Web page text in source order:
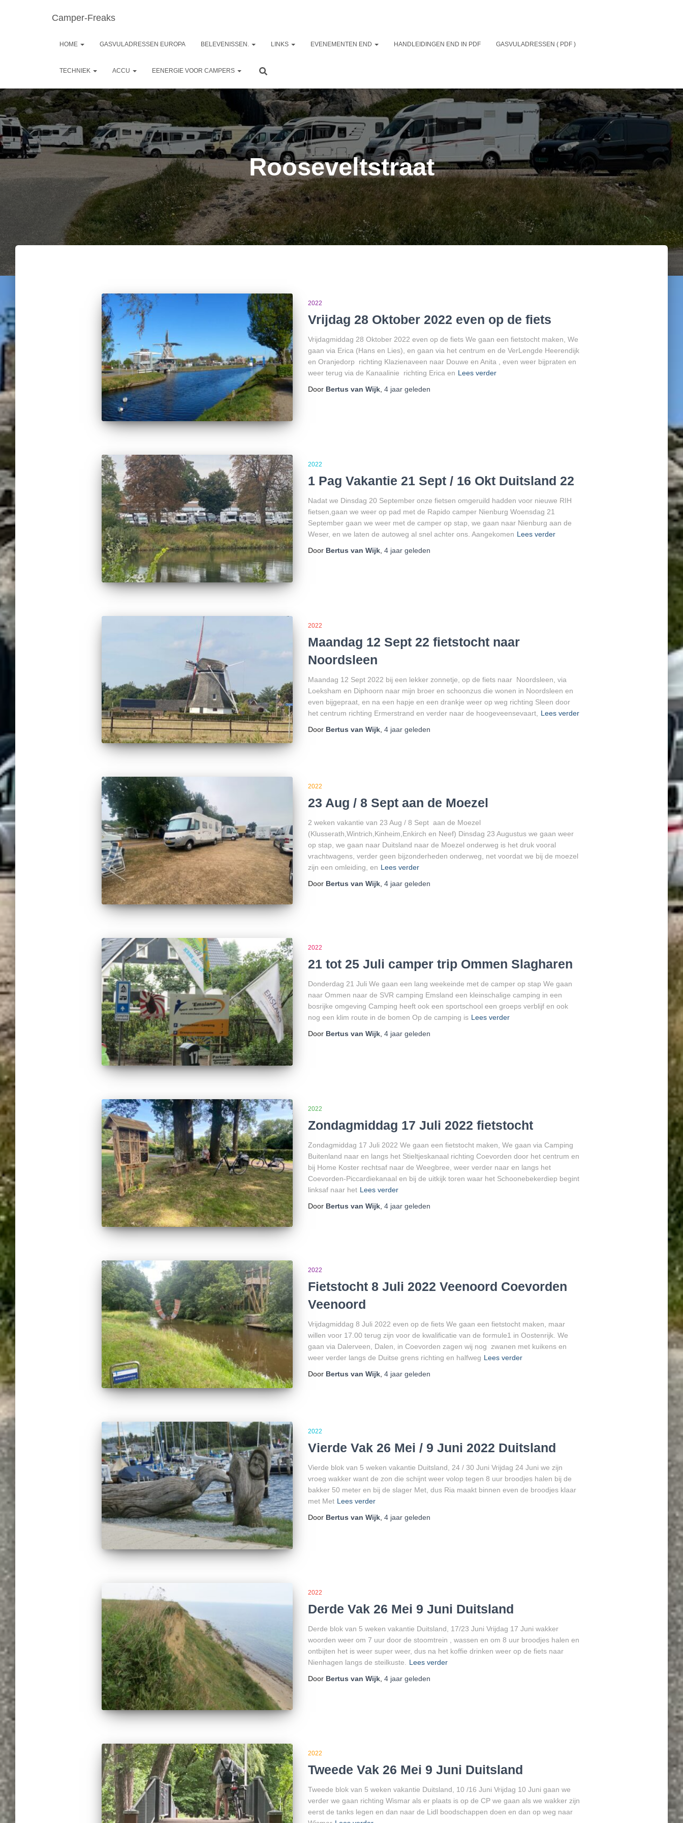
Camper-Freaks
HOME GASVULADRESSEN EUROPA BELEVENISSEN. LINKS EVENEMENTEN END HANDLEIDINGEN END IN PDF GASVULADRESSEN ( PDF )
TECHNIEK ACCU EENERGIE VOOR CAMPERS
Rooseveltstraat
2022
Vrijdag 28 Oktober 2022 even op de fiets
Vrijdagmiddag 28 Oktober 2022 even op de fiets We gaan een fietstocht maken, We
gaan via Erica (Hans en Lies), en gaan via het centrum en de VerLengde Heerendijk
en Oranjedorp richting Klazienaveen naar Douwe en Anita , even weer bijpraten en
weer terug via de Kanaalinie richting Erica en Lees verder
Door Bertus van Wijk, 4 jaargeleden
2022
1 Pag Vakantie 21 Sept / 16 Okt Duitsland 22
Nadat we Dinsdag 20 September onze fietsen omgeruild hadden voor nieuwe RIH
fietsen,gaan we weer op pad met de Rapido camper Nienburg Woensdag 21
September gaan we weer met de camper op stap, we gaan naar Nienburg aan de
Weser, en we laten de autoweg al snel achter ons. Aangekomen Lees verder
Door Bertus van Wijk, 4 jaargeleden
2022
Maandag 12 Sept 22 fietstocht naar
Noordsleen
Maandag 12 Sept 2022 bij een lekker zonnetje, op de fiets naar Noordsleen, via
Loeksham en Diphoorn naar mijn broer en schoonzus die wonen in Noordsleen en
even bijgepraat, en na een hapje en een drankje weer op weg richting Sleen door
het centrum richting Ermerstrand en verder naar de hoogeveensevaart,
Lees verder
Door Bertus van Wijk, 4 jaargeleden
2022
23 Aug / 8 Sept aan de Moezel
2 weken vakantie van 23 Aug / 8 Sept aan de Moezel
(Klusserath,Wintrich,Kinheim,Enkirch en Neef) Dinsdag 23 Augustus we gaan weer
op stap, we gaan naar Duitsland naar de Moezel onderweg is het druk vooral
vrachtwagens, verder geen bijzonderheden onderweg, net voordat we bij de moezel
zijn een omleiding, en Lees verder
Door Bertus van Wijk, 4 jaargeleden
2022
21 tot 25 Juli camper trip Ommen Slagharen
Donderdag 21 Juli We gaan een lang weekeinde met de camper op stap We gaan
naar Ommen naar de SVR camping Emsland een kleinschalige camping in een
bosrijke omgeving Camping heeft ook een sportschool een groeps verblijf en ook
nog een klim route in de bomen Op de camping is Lees verder
Door Bertus van Wijk, 4 jaargeleden
2022
Zondagmiddag 17 Juli 2022 fietstocht
Zondagmiddag 17 Juli 2022 We gaan een fietstocht maken, We gaan via Camping
Buitenland naar en langs het Stieltjeskanaal richting Coevorden door het centrum en
bij Home Koster rechtsaf naar de Weegbree, weer verder naar en langs het
Coevorden-Piccardiekanaal en bij de uitkijk toren waar het Schoonebekerdiep begint
linksaf naar het Lees verder
Door Bertus van Wijk, 4 jaargeleden
2022
Fietstocht 8 Juli 2022 Veenoord Coevorden
Veenoord
Vrijdagmiddag 8 Juli 2022 even op de fiets We gaan een fietstocht maken, maar
willen voor 17.00 terug zijn voor de kwalificatie van de formule1 in Oostenrijk. We
gaan via Dalerveen, Dalen, in Coevorden zagen wij nog zwanen met kuikens en
weer verder langs de Duitse grens richting en halfweg Lees verder
Door Bertus van Wijk, 4 jaargeleden
2022
Vierde Vak 26 Mei / 9 Juni 2022 Duitsland
Vierde blok van 5 weken vakantie Duitsland, 24 / 30 Juni Vrijdag 24 Juni we zijn
vroeg wakker want de zon die schijnt weer volop tegen 8 uur broodjes halen bij de
bakker 50 meter en bij de slager Met, dus Ria maakt binnen even de broodjes klaar
met Met Lees verder
Door Bertus van Wijk, 4 jaargeleden
2022
Derde Vak 26 Mei 9 Juni Duitsland
Derde blok van 5 weken vakantie Duitsland, 17/23 Juni Vrijdag 17 Juni wakker
woorden weer om 7 uur door de stoomtrein , wassen en om 8 uur broodjes halen en
ontbijten het is weer super weer, dus na het koffie drinken weer op de fiets naar
Nienhagen langs de steilkuste.
Lees verder
Door Bertus van Wijk, 4 jaargeleden
2022
Tweede Vak 26 Mei 9 Juni Duitsland
Tweede blok van 5 weken vakantie Duitsland, 10 /16 Juni Vrijdag 10 Juni gaan we
verder we gaan richting Wismar als er plaats is op de CP we gaan als we wakker zijn
eerst de tanks legen en dan naar de Lidl boodschappen doen en dan op weg naar